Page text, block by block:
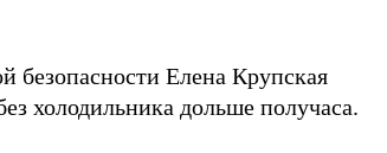
безопасности Елена Крупская
холодильника дольше получаса.